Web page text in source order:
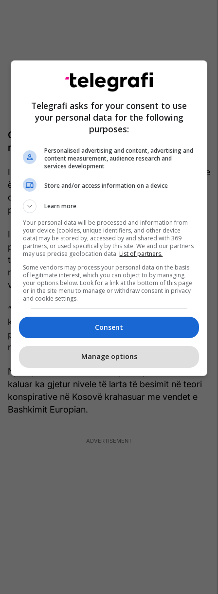
COVID-19 dhe rrjetet sociale kanë thelluar
mosbesimin
IKSHPK thekson se dezinformimi në rrjetet sociale
është intensifikuar pas pandemisë së COVID-19,
duke rritur mosbesimin ndaj vaksinave në
përgjithësi, jo vetëm ndaj vaksinës MMR.
Instituti shton se gjatë kësaj periudhe janë
përhapur shumë teori konspirative dhe narrativa
të rreme në internet, të cilat kanë ndikuar
negativisht në besimin e prindërve ndaj
vaksinimit.
“Informacionet e pasakta dhe teoritë e
konspiracionit krijojnë frikë dhe pasiguri te
prindërit.”- ka deklaruar IKSHPK. “Kjo ka ndikuar
negativisht në besimin ndaj vaksinimit.”
Një
kaluar ka gjetur nivele të larta të besimit në teori
konspirative në Kosovë krahasuar me vendet e
Bashkimit Europian.
Telegrafi asks for your consent to use
your personal data for the following
purposes:
Personalised advertising and content, advertising and
content measurement, audience research and
services development
Store and/or access information on a device
Learn more
Your personal data will be processed and information from
your device (cookies, unique identifiers, and other device
data) may be stored by, accessed by and shared with 369
partners, or used specifically by this site. We and our partners
may use precise geolocation data. List of partners.
Some vendors may process your personal data on the basis
of legitimate interest, which you can object to by managing
your options below. Look for a link at the bottom of this page
or in the site menu to manage or withdraw consent in privacy
and cookie settings.
Consent
Manage options